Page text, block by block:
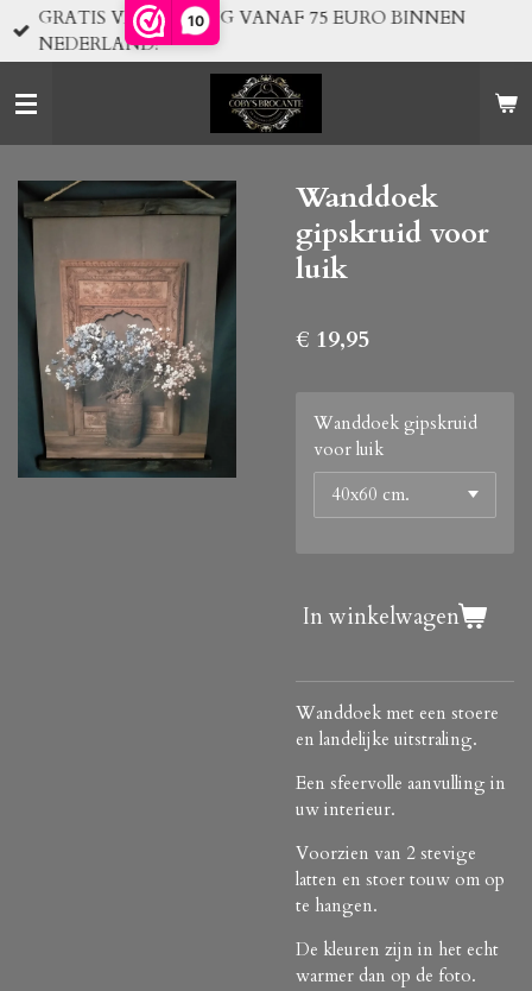
10
Ga
direct
de
GRATIS VERZENDING VANAF 75 EURO BINNEN
NEDERLAND!
Wanddoek
gipskruid voor
luik
€ 19,95
Wanddoek gipskruid
voor luik
In winkelwagen
Wanddoek met een stoere
en landelijke uitstraling.
Een sfeervolle aanvulling in
uw interieur.
Voorzien van 2 stevige
latten en stoer touw om op
te hangen.
De kleuren zijn in het echt
warmer dan op de foto.